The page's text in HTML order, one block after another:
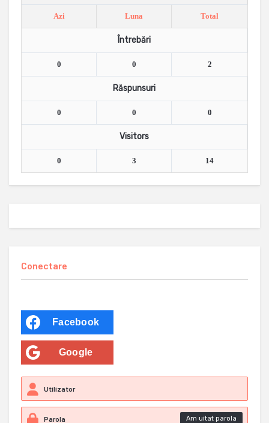
Azi Luna Total
Întrebări
0 0 2
Răspunsuri
0 0 0
Visitors
0 3 14
Conectare
Facebook
Google
Am uitat parola